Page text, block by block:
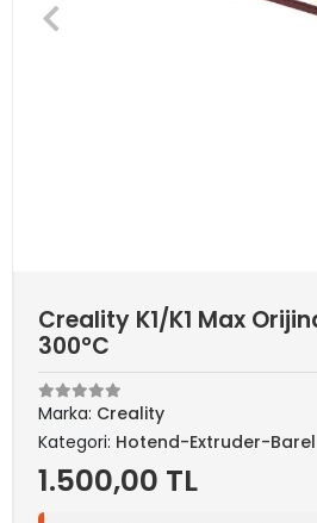
Creality K1/K1 Max
300°C
Marka: Creality
Kategori: Hotend-Extruder-Barel
1.500,00 TL